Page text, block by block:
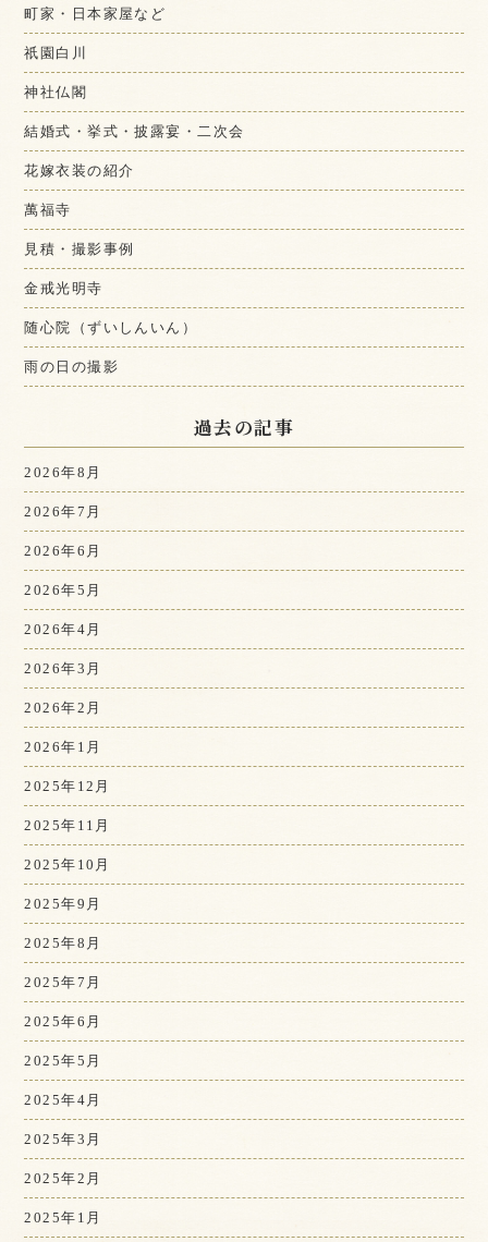
町家・日本家屋など
祇園白川
神社仏閣
結婚式・挙式・披露宴・二次会
花嫁衣装の紹介
萬福寺
見積・撮影事例
金戒光明寺
随心院（ずいしんいん）
雨の日の撮影
過去の記事
2026年8月
2026年7月
2026年6月
2026年5月
2026年4月
2026年3月
2026年2月
2026年1月
2025年12月
2025年11月
2025年10月
2025年9月
2025年8月
2025年7月
2025年6月
2025年5月
2025年4月
2025年3月
2025年2月
2025年1月